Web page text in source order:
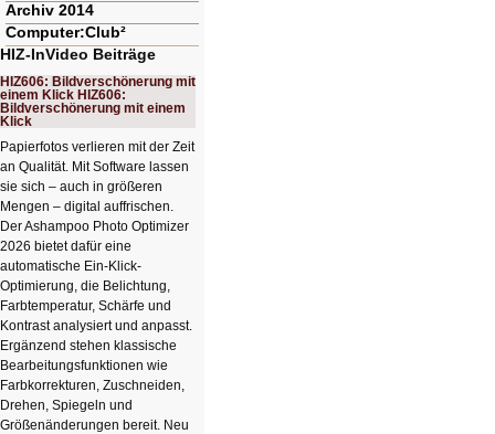
Archiv 2014
Computer:Club²
HIZ-InVideo Beiträge
HIZ606: Bildverschönerung mit
einem Klick HIZ606:
Bildverschönerung mit einem
Klick
Papierfotos verlieren mit der Zeit
an Qualität. Mit Software lassen
sie sich – auch in größeren
Mengen – digital auffrischen.
Der Ashampoo Photo Optimizer
2026 bietet dafür eine
automatische Ein-Klick-
Optimierung, die Belichtung,
Farbtemperatur, Schärfe und
Kontrast analysiert und anpasst.
Ergänzend stehen klassische
Bearbeitungsfunktionen wie
Farbkorrekturen, Zuschneiden,
Drehen, Spiegeln und
Größenänderungen bereit. Neu